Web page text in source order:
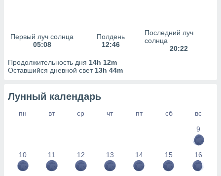
Первый луч солнца
05:08
Полдень
12:46
Последний луч
солнца
20:22
Продолжительность дня 14h 12m
Оставшийся дневной свет 13h 44m
Лунный календарь
пн вт ср чт пт сб
вс
9
10 11 12 13 14 15 16